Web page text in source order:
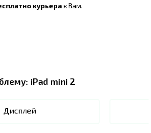
курьера к Вам.
iPad mini 2
Дисплей